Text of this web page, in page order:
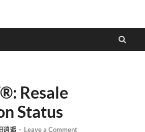
Resale
Status
逍遥 - Leave a Comment